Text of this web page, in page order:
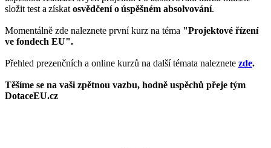
složit test a získat osvědčení o úspěšném absolvování.
Momentálně zde naleznete první kurz na téma "Projektové řízení
ve fondech EU".
Přehled prezenčních a online kurzů na další témata naleznete zde.
Těšíme se na vaši zpětnou vazbu, hodně uspěchů přeje tým
DotaceEU.cz